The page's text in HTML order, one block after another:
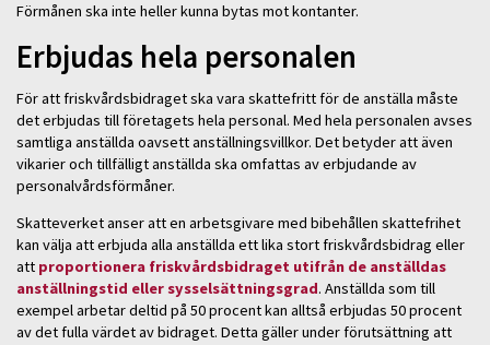
Förmånen ska inte heller kunna bytas mot kontanter.
Erbjudas hela personalen
För att friskvårdsbidraget ska vara skattefritt för de anställa måste
det erbjudas till företagets hela personal. Med hela personalen avses
samtliga anställda oavsett anställningsvillkor. Det betyder att även
vikarier och tillfälligt anställda ska omfattas av erbjudande av
personalvårdsförmåner.
Skatteverket anser att en arbetsgivare med bibehållen skattefrihet
kan välja att erbjuda alla anställda ett lika stort friskvårdsbidrag eller
att proportionera friskvårdsbidraget utifrån de anställdas
anställningstid eller sysselsättningsgrad. Anställda som till
exempel arbetar deltid på 50 procent kan alltså erbjudas 50 procent
av det fulla värdet av bidraget. Detta gäller under förutsättning att